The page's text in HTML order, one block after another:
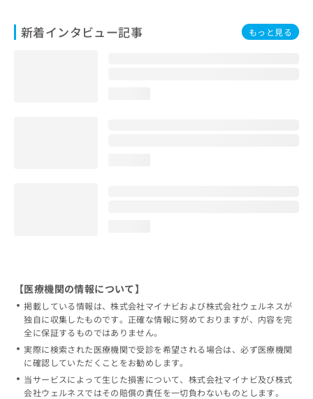
新着インタビュー記事 もっと見る
【医療機関の情報について】
掲載している情報は、株式会社マイナビおよび株式会社ウェルネスが
独自に収集したものです。正確な情報に努めておりますが、内容を完
全に保証するものではありません。
実際に検索された医療機関で受診を希望される場合は、必ず医療機関
に確認していただくことをお勧めします。
当サービスによって生じた損害について、株式会社マイナビ及び株式
会社ウェルネスではその賠償の責任を一切負わないものとします。